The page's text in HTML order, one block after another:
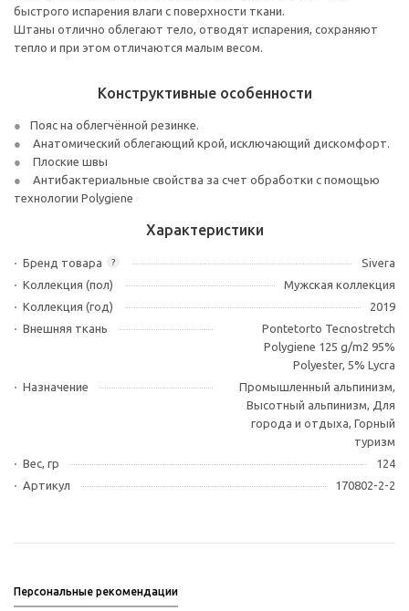
быстрого испарения влаги с поверхности ткани.
Штаны отлично облегают тело, отводят испарения, сохраняют
тепло и при этом отличаются малым весом.
Конструктивные особенности
Пояс на облегчённой резинке.
Анатомический облегающий крой, исключающий дискомфорт.
Плоские швы
Антибактериальные свойства за счет обработки с помощью
технологии Polygiene
Характеристики
?
Бренд товара
Sivera
Коллекция (пол)
Мужская коллекция
Коллекция (год)
2019
Внешняя ткань
Pontetorto Tecnostretch
Polygiene 125 g/m2 95%
Polyester, 5% Lycra
Назначение
Промышленный альпинизм,
Высотный альпинизм, Для
города и отдыха, Горный
туризм
Вес, гр
124
Артикул
170802-2-2
Персональные рекомендации